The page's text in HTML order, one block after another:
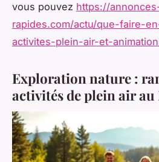
vous pouvez https://
rapides.com/actu/que-faire-
activites-plein-air-et-
Exploration nature :
activités de plein air au